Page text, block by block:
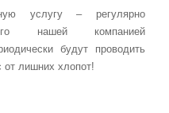
услугу – регулярно
нашей компанией
будут проводить
от лишних хлопот!